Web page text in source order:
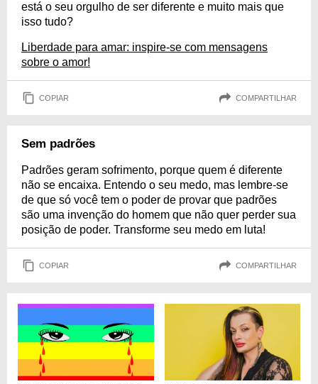
está o seu orgulho de ser diferente e muito mais que
isso tudo?
Liberdade para amar: inspire-se com mensagens
sobre o amor!
COPIAR COMPARTILHAR
Sem padrões
Padrões geram sofrimento, porque quem é diferente
não se encaixa. Entendo o seu medo, mas lembre-se
de que só você tem o poder de provar que padrões
são uma invenção do homem que não quer perder sua
posição de poder. Transforme seu medo em luta!
COPIAR COMPARTILHAR